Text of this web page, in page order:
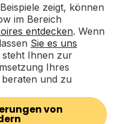
zeigt, können
im Bereich
entdecken. Wenn
Sie es uns
steht Ihnen zur
Ihres
und zu
von